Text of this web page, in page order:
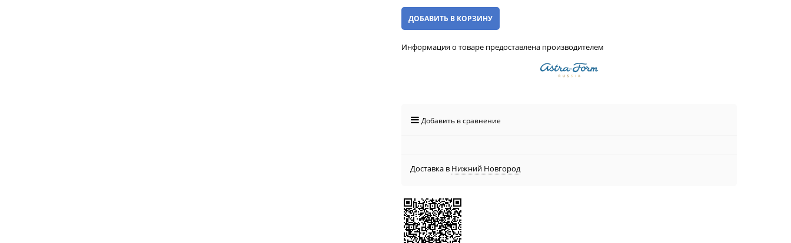
ДОБАВИТЬ В КОРЗИНУ
Информация о товаре предоставлена производителем
Добавить в сравнение
Доставка в Нижний Новгород